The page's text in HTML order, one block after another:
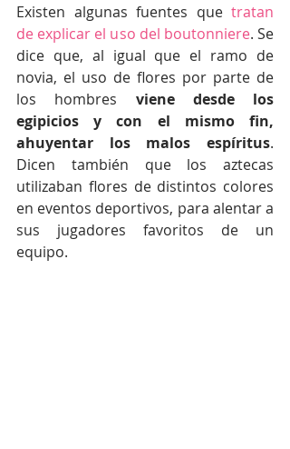
Existen algunas fuentes que tratan
de explicar el uso del boutonniere. Se
dice que, al igual que el ramo de
novia, el uso de flores por parte de
los hombres viene desde los
egipicios y con el mismo fin,
ahuyentar los malos espíritus.
Dicen también que los aztecas
utilizaban flores de distintos colores
en eventos deportivos, para alentar a
sus jugadores favoritos de un
equipo.